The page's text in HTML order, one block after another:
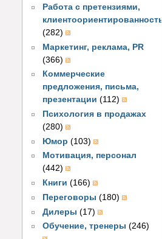
Работа с претензиями,
клиентоориентированность
(282)
Маркетинг, реклама, PR
(366)
Коммерческие
предложения, письма,
презентации (112)
Психология в продажах
(280)
Юмор (103)
Мотивация, персонал
(442)
Книги (166)
Переговоры (180)
Дилеры (17)
Обучение, тренеры (246)